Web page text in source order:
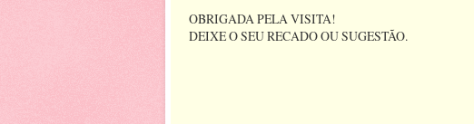
OBRIGADA PELA VISITA!
DEIXE O SEU RECADO OU SUGESTÃO.